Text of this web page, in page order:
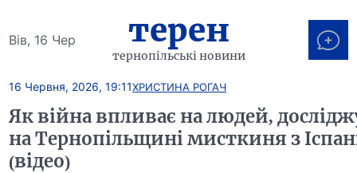
Вів, 16 Чер терен
тернопільські новини
16 Червня, 2026, 19:11ХРИСТИНА РОГАЧ
Як війна впливає на людей,
на Тернопільщині мисткиня з
(відео)